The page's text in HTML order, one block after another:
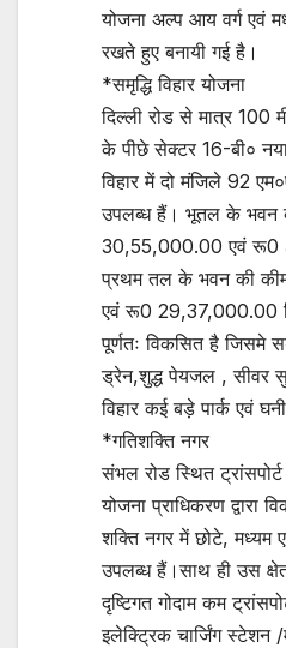
योजना अल्प आय वर्ग एवं
रखते हुए बनायी गई है।
*समृद्धि विहार योजना
दिल्ली रोड से मात्र 100
के पीछे सेक्टर 16-बी० नया
विहार में दो मंजिले 92
उपलब्ध हैं। भूतल के भवन
30,55,000.00 एवं रू0
प्रथम तल के भवन की
एवं रू0 29,37,000.00
पूर्णतः विकसित है
ड्रेन,शुद्ध पेयजल , सीवर
विहार कई बड़े पार्क एवं
*गतिशक्ति नगर
संभल रोड स्थित
योजना प्राधिकरण द्वारा
शक्ति नगर में छोटे, मध्यम
उपलब्ध हैं।साथ ही उस
दृष्टिगत गोदाम कम
इलेक्ट्रिक चार्जिंग